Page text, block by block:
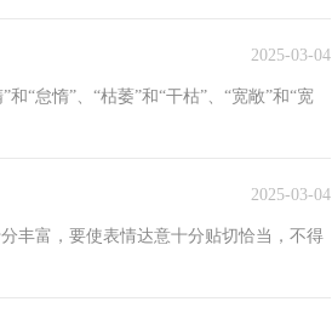
2025-03-04
“怠惰”、“枯萎”和“干枯”、“宽敞”和“宽
2025-03-04
丰富，要使表情达意十分贴切恰当，不得